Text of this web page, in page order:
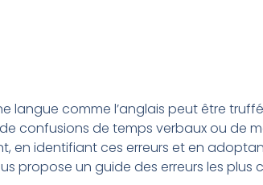
langue comme l’anglais peut être
de confusions de temps verbaux ou de
en identifiant ces erreurs et en
propose un guide des erreurs les